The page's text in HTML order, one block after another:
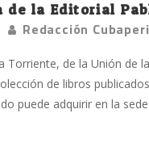
de la Editorial
Redacción
Torriente, de la Unión de
de libros
puede adquirir en la